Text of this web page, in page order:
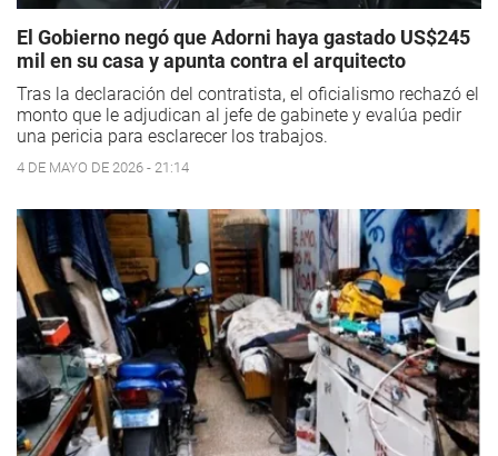
El Gobierno negó que Adorni haya gastado US$245
mil en su casa y apunta contra el arquitecto
Tras la declaración del contratista, el oficialismo rechazó el
monto que le adjudican al jefe de gabinete y evalúa pedir
una pericia para esclarecer los trabajos.
4 DE MAYO DE 2026 - 21:14